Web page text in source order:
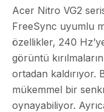
Acer Nitro VG2
FreeSync uyumlu
özellikler, 240
görüntü
ortadan
mükemmel bir
oynayabiliyor.